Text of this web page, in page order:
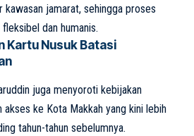
kawasan jamarat, sehingga proses
dan humanis.
Kartu Nusuk Batasi
juga menyoroti kebijakan
akses ke Kota Makkah yang kini lebih
tahun-tahun sebelumnya.